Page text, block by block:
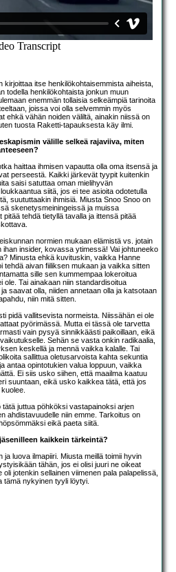
itse henkilökohtaisemmista aiheista,
todella henkilökohtaista jonkun muun
enemmän tollaisia selkeämpiä tarinoita
joissa voi olla selvemmin myös
ehkä vähän noiden väliltä, ainakin niissä on
tuosta Raketti-tapauksesta käy ilmi.
välille selkeä rajaviiva, miten
haittaa ihmisen vapautta olla oma itsensä ja
perseestä. Kaikki järkevät tyypit kuitenkin
saisi satuttaa oman mielihyvän
siitä, jos ei tee asioita odotetulla
suututtaakin ihmisiä. Miusta Snoo Snoo on
skenetysmeiningeissä ja muissa
tehdä tietyllä tavalla ja ittensä pitää
normien mukaan elämistä vs. jotain
insider, kovassa ytimessä! Vai johtuneeko
Minusta ehkä kuvituskin, vaikka Hanne
tehdä aivan fiiliksen mukaan ja vaikka sitten
sille sen kummempaa lokeroitua
Tai ainakaan niin standardisoitua
saavat olla, niiden annetaan olla ja katsotaan
niin mitä sitten.
pidä vallitsevista normeista. Niissähän ei ole
pyörimässä. Mutta ei tässä ole tarvetta
vain pysyä sinnikkäästi paikoillaan, eikä
Sehän se vasta onkin radikaalia,
keskellä ja mennä vaikka kalalle. Tai
sallittua oletusarvoista kahta sekuntia
antaa opintotukien valua loppuun, vaikka
Ei siis usko siihen, että maailma kaatuu
suuntaan, eikä usko kaikkea tätä, että jos
tätä juttua pöhköksi vastapainoksi arjen
ahdistavuudelle niin emme. Tarkoitus on
eikä paeta siitä.
kaikkein tärkeintä?
ja luova ilmapiiri. Miusta meillä toimii hyvin
tähän, jos ei olisi juuri ne oikeat
jotenkin sellainen viimenen pala palapelissä,
tämä nykyinen tyyli löytyi.